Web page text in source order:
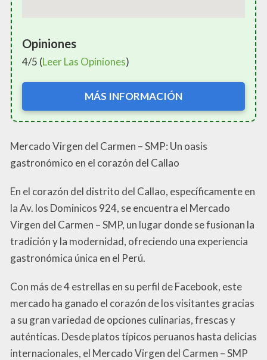
Opiniones
4/5 (Leer Las Opiniones)
MÁS INFORMACIÓN
Mercado Virgen del Carmen – SMP: Un oasis
gastronómico en el corazón del Callao
En el corazón del distrito del Callao, específicamente en
la Av. los Dominicos 924, se encuentra el Mercado
Virgen del Carmen – SMP, un lugar donde se fusionan la
tradición y la modernidad, ofreciendo una experiencia
gastronómica única en el Perú.
Con más de 4 estrellas en su perfil de Facebook, este
mercado ha ganado el corazón de los visitantes gracias
a su gran variedad de opciones culinarias, frescas y
auténticas. Desde platos típicos peruanos hasta delicias
internacionales, el Mercado Virgen del Carmen – SMP